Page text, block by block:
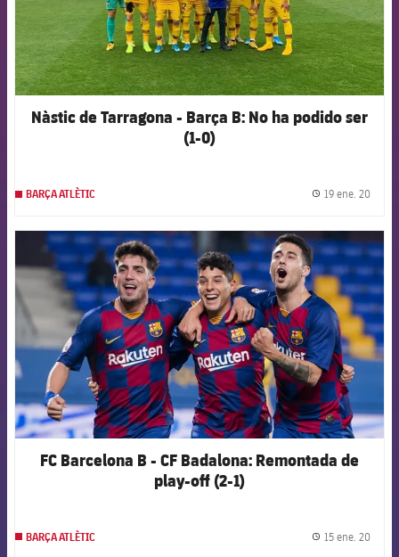
Nàstic de Tarragona - Barça B: No ha podido ser
(1-0)
BARÇA ATLÈTIC 19 ene. 20
FCB Barcelona badge
FC Barcelona B - CF Badalona: Remontada de
play-off (2-1)
BARÇA ATLÈTIC 15 ene. 20